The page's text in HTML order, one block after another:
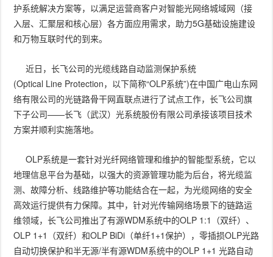
护系统解决方案等，以满足运营商客户对智能光网络城域网（接
入层、汇聚层和核心层）各方面应用需求，助力5G基础设施建设
和万物互联时代的到来。
近日，长飞公司的光缆线路自动监测保护系统
(Optical Line Protection，以下简称“OLP系统”)在中国广电山东网
络有限公司的光链路骨干网直联点进行了试点工作，长飞公司旗
下子公司——长飞（武汉）光系统股份有限公司承接该项目技术
方案并顺利实施落地。
OLP系统是一套针对光纤网络管理和维护的智能型系统，它以
地理信息平台为基础，以强大的资源管理功能为后台，将光缆监
测、故障分析、线路维护等功能结合在一起，为光缆网络的安全
高效运行提供有力保障。其中，针对光传输网络场景下的链路运
维领域，长飞公司推出了有源WDM系统中的OLP 1:1（双纤）、
OLP 1+1（双纤）和OLP BiDi（单纤1+1保护），零插损OLP光路
自动切换保护和半无源/半有源WDM系统中的OLP 1+1 光路自动